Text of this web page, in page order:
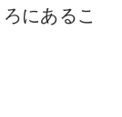
にあるこ